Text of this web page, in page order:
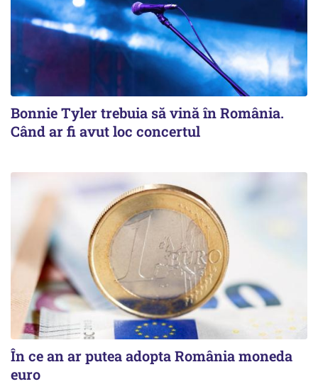
Bonnie Tyler trebuia să vină în România.
Când ar fi avut loc concertul
În ce an ar putea adopta România moneda
euro